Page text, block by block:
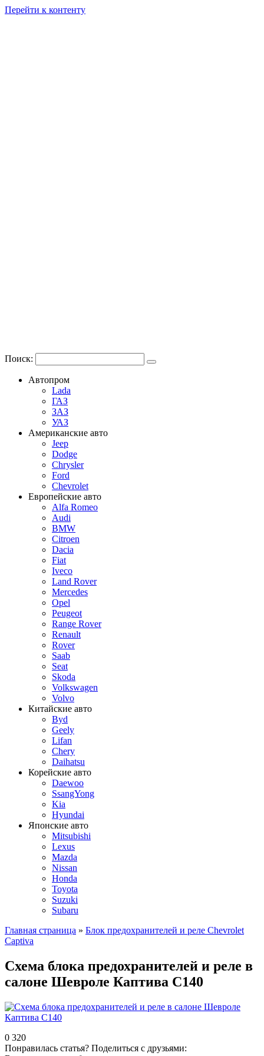
Перейти к контенту
Поиск:
Автопром
Lada
ГАЗ
ЗАЗ
УАЗ
Американские авто
Jeep
Dodge
Chrysler
Ford
Chevrolet
Европейские авто
Alfa Romeo
Audi
BMW
Citroen
Dacia
Fiat
Iveco
Land Rover
Mercedes
Opel
Peugeot
Range Rover
Renault
Rover
Saab
Seat
Skoda
Volkswagen
Volvo
Китайские авто
Byd
Geely
Lifan
Chery
Daihatsu
Корейские авто
Daewoo
SsangYong
Kia
Hyundai
Японские авто
Mitsubishi
Lexus
Mazda
Nissan
Honda
Toyota
Suzuki
Subaru
Главная страница » Блок предохранителей и реле Chevrolet
Сaptiva
Схема блока предохранителей и реле в
салоне Шевроле Каптива С140
0 320
Понравилась статья? Поделиться с друзьями: